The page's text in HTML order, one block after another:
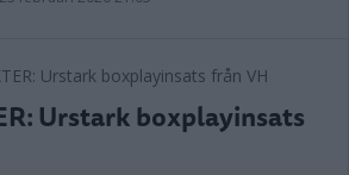
Urstark boxplayinsats